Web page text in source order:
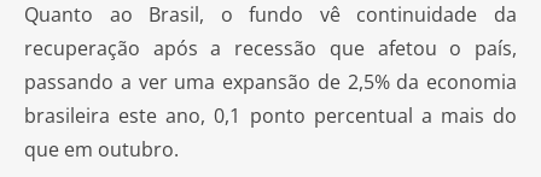
Quanto ao Brasil, o fundo vê continuidade da
recuperação após a recessão que afetou o país,
passando a ver uma expansão de 2,5% da economia
brasileira este ano, 0,1 ponto percentual a mais do
que em outubro.